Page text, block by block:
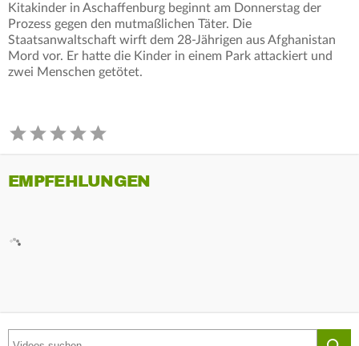
Kitakinder in Aschaffenburg beginnt am Donnerstag der
Prozess gegen den mutmaßlichen Täter. Die
Staatsanwaltschaft wirft dem 28-Jährigen aus Afghanistan
Mord vor. Er hatte die Kinder in einem Park attackiert und
zwei Menschen getötet.
EMPFEHLUNGEN